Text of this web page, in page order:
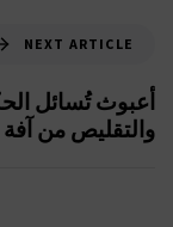
NEXT ARTICLE
أعبوث تُسائل
والتقليص من آفة